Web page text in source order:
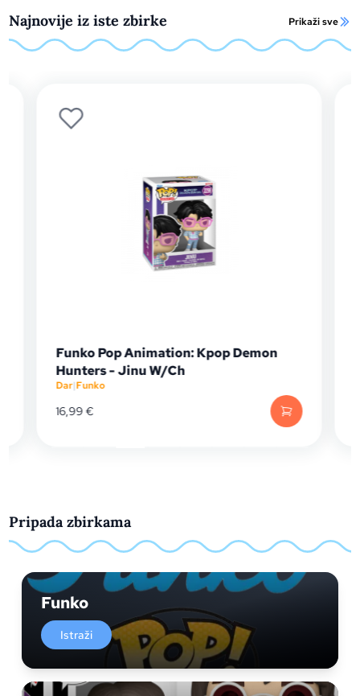
Najnovije iz iste zbirke Prikaži sve
Pop Animation: Kpop Demon
- Jinu W/Ch
19,99
Pripada zbirkama
Funko
Istraži